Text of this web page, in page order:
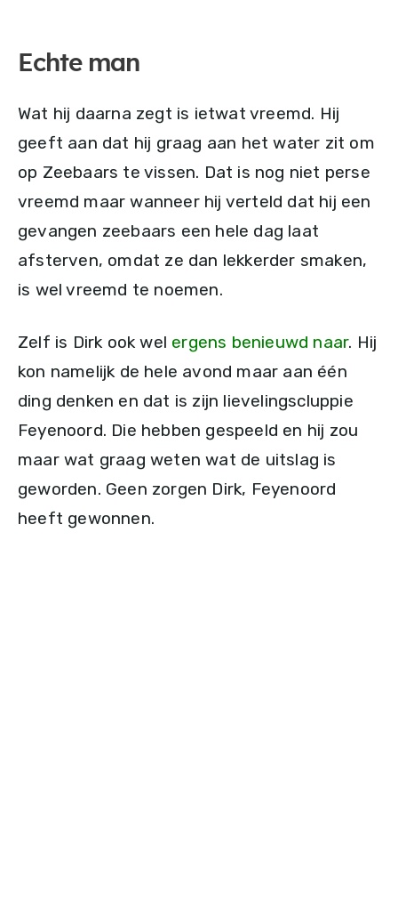
Echte man
Wat hij daarna zegt is ietwat vreemd. Hij
geeft aan dat hij graag aan het water zit om
op Zeebaars te vissen. Dat is nog niet perse
vreemd maar wanneer hij verteld dat hij een
gevangen zeebaars een hele dag laat
afsterven, omdat ze dan lekkerder smaken,
is wel vreemd te noemen.
Zelf is Dirk ook wel ergens benieuwd naar. Hij
kon namelijk de hele avond maar aan één
ding denken en dat is zijn lievelingscluppie
Feyenoord. Die hebben gespeeld en hij zou
maar wat graag weten wat de uitslag is
geworden. Geen zorgen Dirk, Feyenoord
heeft gewonnen.